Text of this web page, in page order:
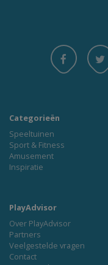
Categorieën
Speeltuinen
Sport & Fitness
Amusement
Inspiratie
PlayAdvisor
Over PlayAdvisor
Partners
Veelgestelde vragen
Contact